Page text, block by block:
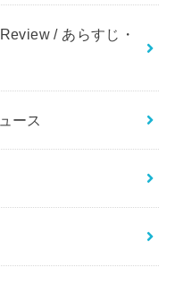
/ あらすじ・
ース